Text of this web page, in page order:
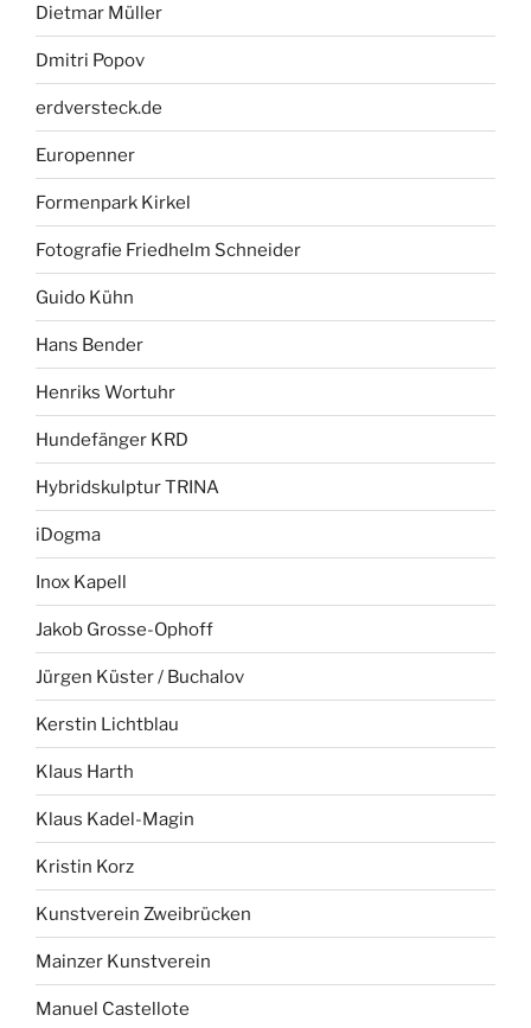
Dietmar Müller
Dmitri Popov
erdversteck.de
Europenner
Formenpark Kirkel
Fotografie Friedhelm Schneider
Guido Kühn
Hans Bender
Henriks Wortuhr
Hundefänger KRD
Hybridskulptur TRINA
iDogma
Inox Kapell
Jakob Grosse-Ophoff
Jürgen Küster / Buchalov
Kerstin Lichtblau
Klaus Harth
Klaus Kadel-Magin
Kristin Korz
Kunstverein Zweibrücken
Mainzer Kunstverein
Manuel Castellote